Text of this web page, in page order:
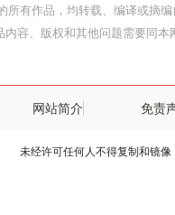
所有作品，均转载、编译或摘
容、版权和其他问题需要同本
网站简介 免责
未经许可任何人不得复制和镜